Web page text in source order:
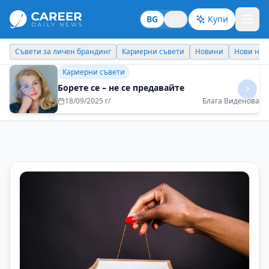
BG Купи
Кариерни съвети Новини Нови назначения Днес празнува
Идеи отвъд границите
Пътуванията ме правят по-гъвкава и по-
отворена към новото
01/09/2025 г/ Полина Тоскова